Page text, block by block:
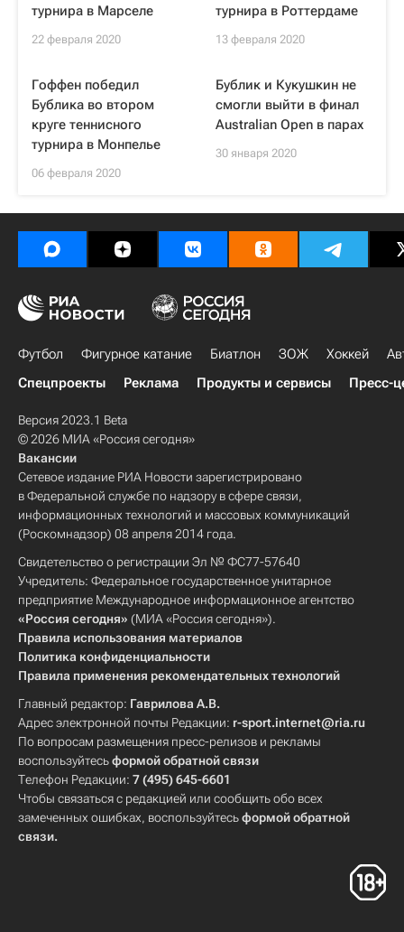
турнира в Марселе
22 февраля 2020
турнира в Роттердаме
13 февраля 2020
Гоффен победил
Бублика во втором
круге теннисного
турнира в Монпелье
06 февраля 2020
Бублик и Кукушкин не
смогли выйти в финал
Australian Open в парах
30 января 2020
Футбол Фигурное катание Биатлон ЗОЖ Хоккей
Спецпроекты
Реклама Продукты и сервисы Пресс-
Версия 2023.1 Beta
© 2026 МИА «Россия сегодня»
Вакансии
Сетевое издание РИА Новости зарегистрировано
в Федеральной службе по надзору в сфере связи,
информационных технологий и массовых коммуникаций
(Роскомнадзор) 08 апреля 2014 года.
Свидетельство о регистрации Эл № ФС77-57640
Учредитель: Федеральное государственное унитарное
предприятие Международное информационное агентство
«Россия сегодня» (МИА «Россия сегодня»).
Правила использования материалов
Политика конфиденциальности
Правила применения рекомендательных технологий
Главный редактор: Гаврилова А.В.
Адрес электронной почты Редакции: r-sport.internet@ria.ru
По вопросам размещения пресс-релизов и рекламы
воспользуйтесьформой обратной связи
Телефон Редакции: 7 (495) 645-6601
Чтобы связаться с редакцией или сообщить обо всех
замеченных ошибках, воспользуйтесьформой обратной
связи.